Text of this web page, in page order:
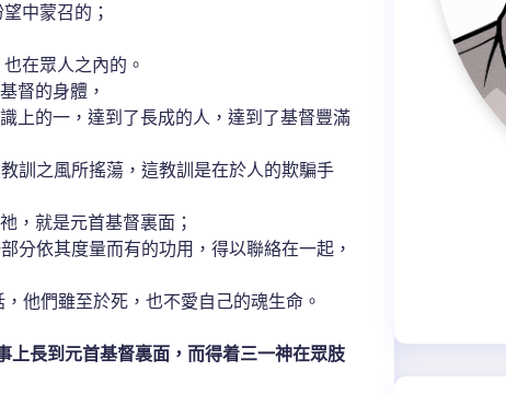
蒙召的；
眾人之內的。
的身體，
一，達到了長成的人，達到了基督豐滿
風所搖蕩，這教訓是在於人的欺騙手
就是元首基督裏面；
其度量而有的功用，得以聯絡在一起，
們雖至於死，也不愛自己的魂生命。
上長到元首基督裏面，而得着三一神在眾肢